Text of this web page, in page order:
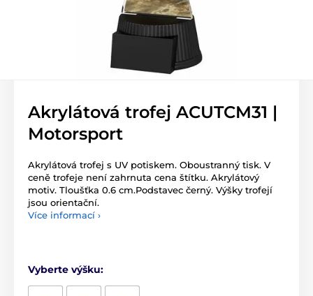
Akrylátová trofej ACUTCM31 |
Motorsport
Akrylátová trofej s UV potiskem. Oboustranný tisk. V
ceně trofeje není zahrnuta cena štítku. Akrylátový
motiv. Tloušťka 0.6 cm.Podstavec černý. Výšky trofejí
jsou orientační.
Více informací ›
Vyberte výšku: